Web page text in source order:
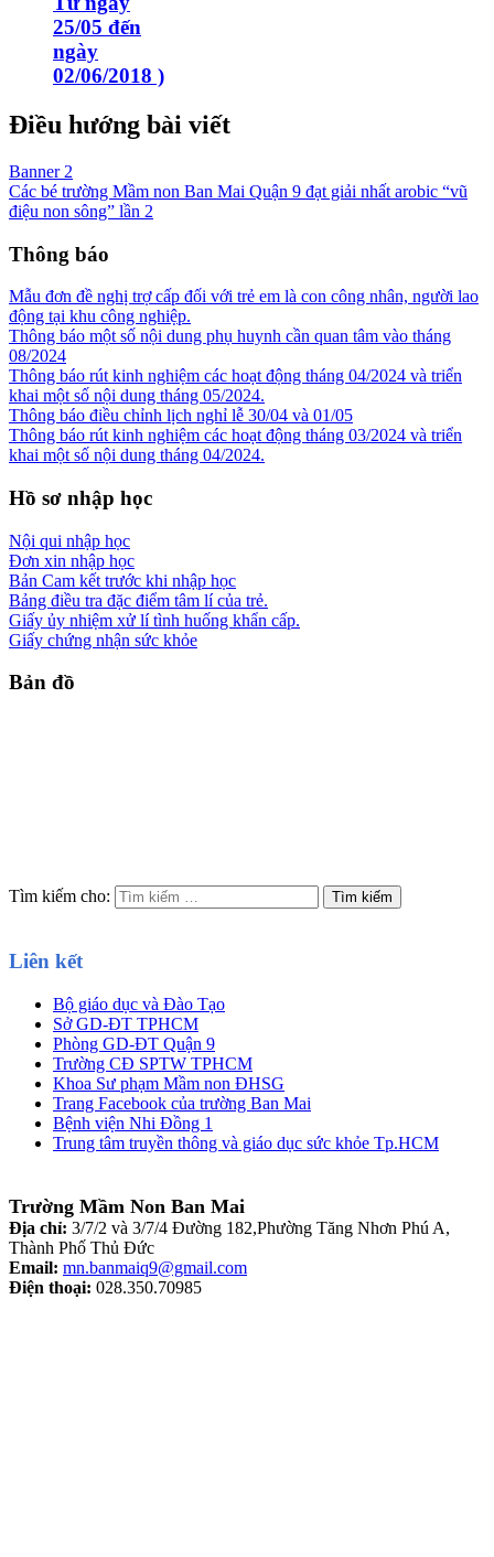
25/05 đến
ngày
02/06/2018 )
Điều hướng bài viết
Banner 2
Các bé trường Mầm non Ban Mai Quận 9 đạt giải nhất arobic “vũ
điệu non sông” lần 2
Thông báo
Mẫu đơn đề nghị trợ cấp đối với trẻ em là con công nhân, người lao
động tại khu công nghiệp.
Thông báo một số nội dung phụ huynh cần quan tâm vào tháng
08/2024
Thông báo rút kinh nghiệm các hoạt động tháng 04/2024 và triển
khai một số nội dung tháng 05/2024.
Thông báo điều chỉnh lịch nghỉ lễ 30/04 và 01/05
Thông báo rút kinh nghiệm các hoạt động tháng 03/2024 và triển
khai một số nội dung tháng 04/2024.
Hồ sơ nhập học
Nội qui nhập học
Đơn xin nhập học
Bản Cam kết trước khi nhập học
Bảng điều tra đặc điểm tâm lí của trẻ.
Giấy ủy nhiệm xử lí tình huống khẩn cấp.
Giấy chứng nhận sức khỏe
Bản đồ
Tìm kiếm cho:
Liên kết
Bộ giáo dục và Đào Tạo
Sở GD-ĐT TPHCM
Phòng GD-ĐT Quận 9
Trường CĐ SPTW TPHCM
Khoa Sư phạm Mầm non ĐHSG
Trang Facebook của trường Ban Mai
Bệnh viện Nhi Đồng 1
Trung tâm truyền thông và giáo dục sức khỏe Tp.HCM
Trường Mầm Non Ban Mai
Địa chỉ: 3/7/2 và 3/7/4 Đường 182,Phường Tăng Nhơn Phú A,
Thành Phố Thủ Đức
Email: mn.banmaiq9@gmail.com
Điện thoại: 028.350.70985